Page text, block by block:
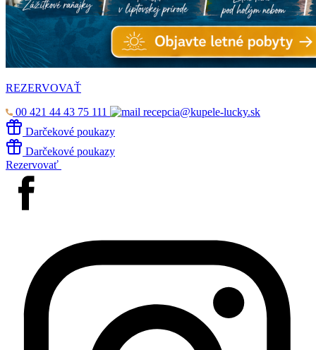
REZERVOVAŤ
00 421 44 43 75 111
recepcia@kupele-lucky.sk
Darčekové poukazy
Darčekové poukazy
Rezervovať